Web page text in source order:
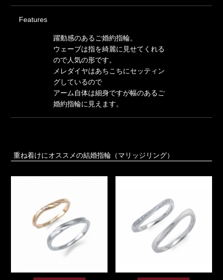
Features
躍動感のあるご婚約指輪。
ウェーブは指を綺麗に見せてくれる
ので人気の形です。
メレダイヤはあちこちにセッティン
グしているので
アーム自体は細身ですが幅のあるご
婚約指輪に見えます。
重ね着けにオススメの結婚指輪（マリッジリング）